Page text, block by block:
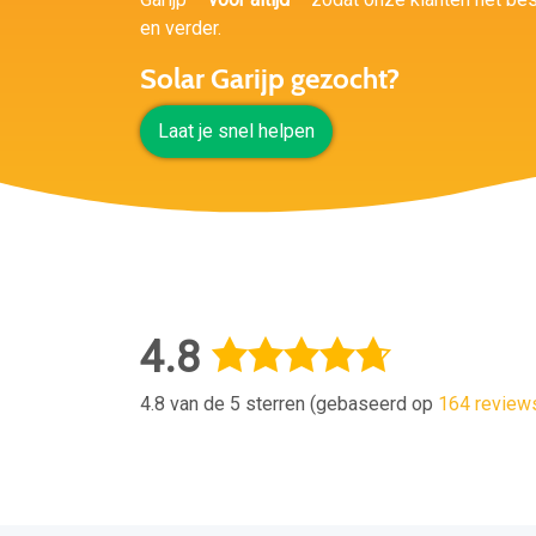
en verder.
Solar Garijp gezocht?
Laat je snel helpen
4.8
4.8 van de 5 sterren (gebaseerd op 164